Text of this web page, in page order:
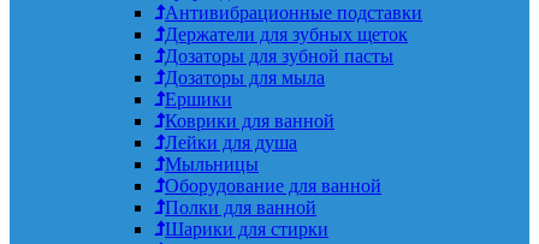
Антивибрационные подставки
Держатели для зубных щеток
Дозаторы для зубной пасты
Дозаторы для мыла
Ершики
Коврики для ванной
Лейки для душа
Мыльницы
Оборудование для ванной
Полки для ванной
Шарики для стирки